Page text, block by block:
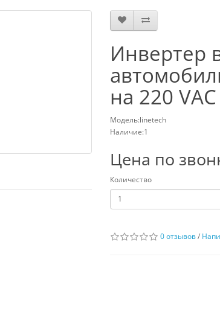
Инвертер
на 220 VAC
Модель:linetech
Наличие:1
Цена по
Количество
0 отзывов/